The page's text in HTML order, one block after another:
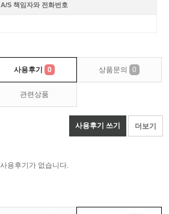
A/S 책임자와 전화번호
사용후기 0 상품문의 0
관련상품
사용후기 쓰기 더보기
사용후기가 없습니다.